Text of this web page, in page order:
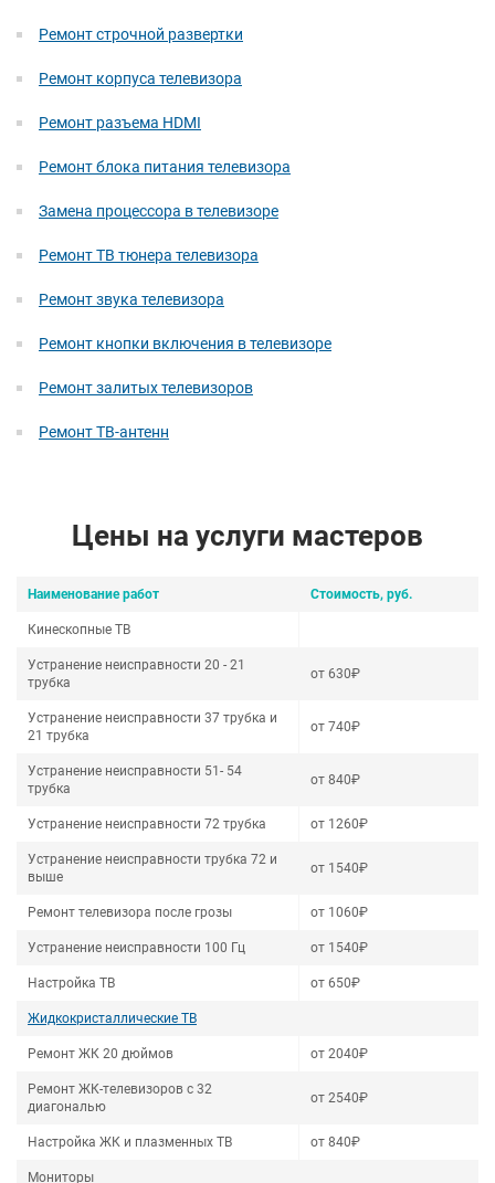
Ремонт строчной развертки
Ремонт корпуса телевизора
Ремонт разъема HDMI
Ремонт блока питания телевизора
Замена процессора в телевизоре
Ремонт ТВ тюнера телевизора
Ремонт звука телевизора
Ремонт кнопки включения в телевизоре
Ремонт залитых телевизоров
Ремонт ТВ-антенн
Цены на услуги мастеров
Наименование работ Стоимость, руб.
Кинескопные ТВ
Устранение неисправности 20 - 21
трубка
от 630₽
Устранение неисправности 37 трубка и
21 трубка
от 740₽
Устранение неисправности 51- 54
трубка
от 840₽
Устранение неисправности 72 трубка от 1260₽
Устранение неисправности трубка 72 и
выше
от 1540₽
Ремонт телевизора после грозы от 1060₽
Устранение неисправности 100 Гц от 1540₽
Настройка ТВ от 650₽
Жидкокристаллические ТВ
Ремонт ЖК 20 дюймов от 2040₽
Ремонт ЖК-телевизоров с 32
диагональю
от 2540₽
Настройка ЖК и плазменных ТВ от 840₽
Мониторы